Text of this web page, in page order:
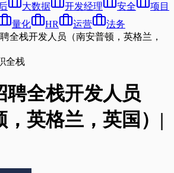
大数据 开发经理 安全
项目
量化 HR 运营
法务
全栈开发人员（南安普顿，英格兰，
全栈
聘全栈开发人员
，英格兰，英国）|